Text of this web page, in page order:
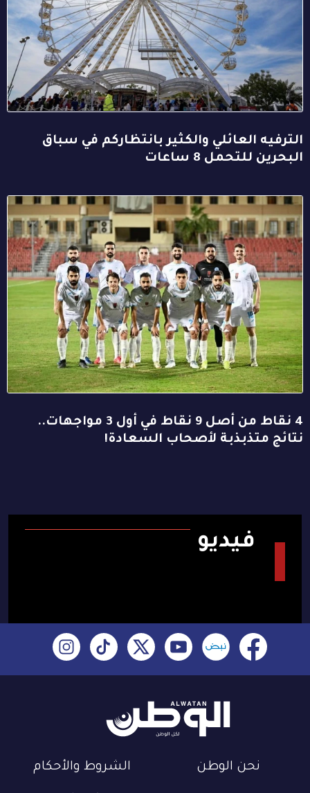
الترفيه العائلي والكثير بانتظاركم في سباق
البحرين للتحمل 8 ساعات
4 نقاط من أصل 9 نقاط في أول 3 مواجهات..
نتائج متذبذبة لأصحاب السعادة!
فيديو
نحن الوطن الشروط والأحكام